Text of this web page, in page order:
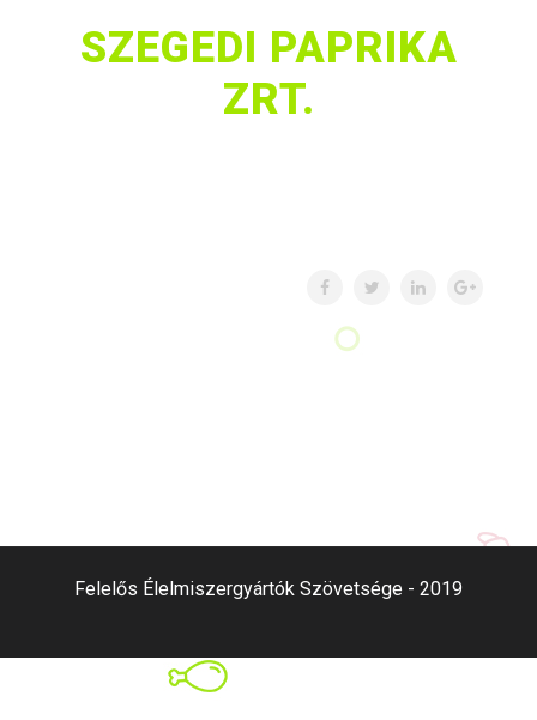
SZEGEDI PAPRIKA
ZRT.
Felelős Élelmiszergyártók Szövetsége - 2019